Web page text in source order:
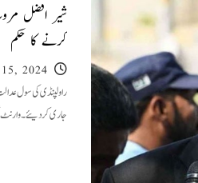
شیر افضل
کرنے کا حکم
2024
راولپنڈی کی سول
جاری کر دیئے۔ وارنٹ